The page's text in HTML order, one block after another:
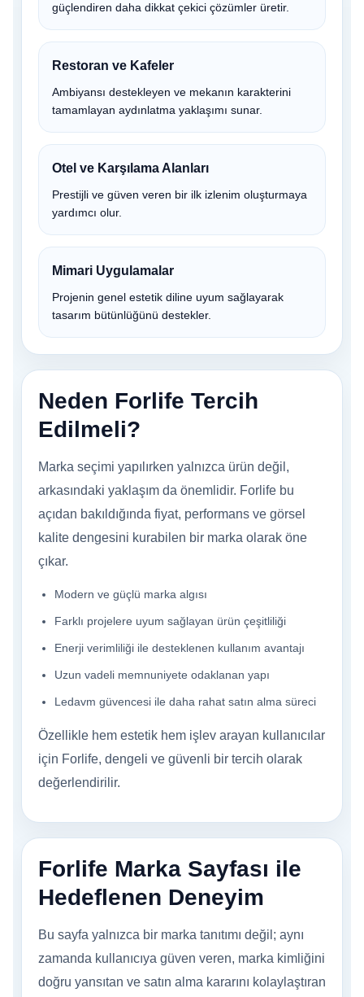
güçlendiren daha dikkat çekici çözümler üretir.
Restoran ve Kafeler
Ambiyansı destekleyen ve mekanın karakterini
tamamlayan aydınlatma yaklaşımı sunar.
Otel ve Karşılama Alanları
Prestijli ve güven veren bir ilk izlenim oluşturmaya
yardımcı olur.
Mimari Uygulamalar
Projenin genel estetik diline uyum sağlayarak
tasarım bütünlüğünü destekler.
Neden Forlife Tercih
Edilmeli?
Marka seçimi yapılırken yalnızca ürün değil,
arkasındaki yaklaşım da önemlidir. Forlife bu
açıdan bakıldığında fiyat, performans ve görsel
kalite dengesini kurabilen bir marka olarak öne
çıkar.
Modern ve güçlü marka algısı
Farklı projelere uyum sağlayan ürün çeşitliliği
Enerji verimliliği ile desteklenen kullanım avantajı
Uzun vadeli memnuniyete odaklanan yapı
Ledavm güvencesi ile daha rahat satın alma süreci
Özellikle hem estetik hem işlev arayan kullanıcılar
için Forlife, dengeli ve güvenli bir tercih olarak
değerlendirilir.
Forlife Marka Sayfası ile
Hedeflenen Deneyim
Bu sayfa yalnızca bir marka tanıtımı değil; aynı
zamanda kullanıcıya güven veren, marka kimliğini
doğru yansıtan ve satın alma kararını kolaylaştıran